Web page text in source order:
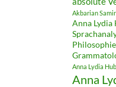
Akbarian
Anna Lydia
Anna Lydia
Anna